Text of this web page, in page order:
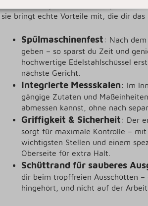
Doch die Kitty Professional Super
sie bringt echte Vorteile mit, die dir das
Spülmaschinenfest: Nach
geben – so sparst du Zeit und
hochwertige Edelstahlschüssel
nächste Gericht.
Integrierte Messskalen: Im
gängige Zutaten und
abmessen kannst, ohne nach
Griffigkeit & Sicherheit: Der
sorgt für maximale Kontrolle –
wichtigsten Stellen und einem
Oberseite für extra Halt.
Schüttrand für sauberes
dir beim tropffreien Ausschütten
hingehört, und nicht auf der